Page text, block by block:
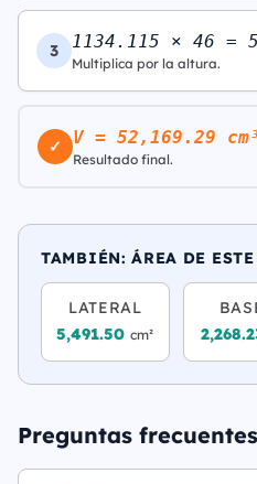
3 1134.115 × 46 =
Multiplica por la altura.
✓ V = 52,169.29 cm³
Resultado final.
TAMBIÉN: ÁREA DE
LATERAL
5,491.50cm²
Preguntas frecuentes